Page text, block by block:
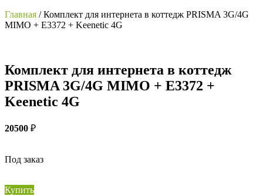
Главная / Комплект для интернета в коттедж PRISMA 3G/4G
MIMO + E3372 + Keenetic 4G
Комплект для интернета в коттедж
PRISMA 3G/4G MIMO + E3372 +
Keenetic 4G
20500 ₽
Под заказ
Купить